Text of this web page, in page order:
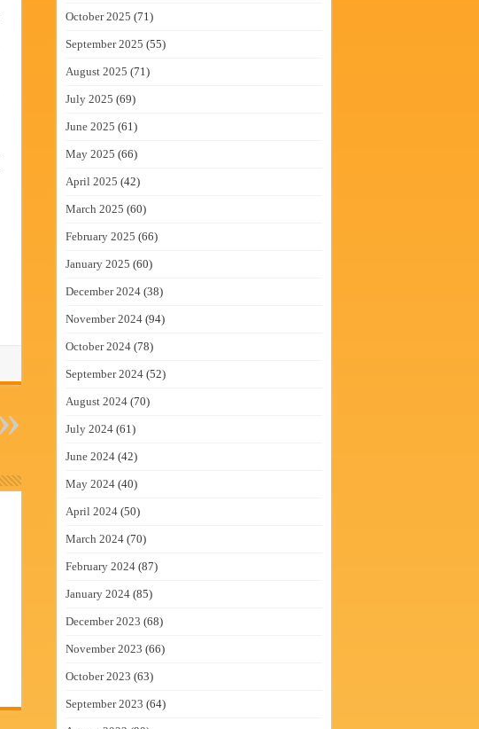
October 2025 (71)
September 2025 (55)
August 2025 (71)
July 2025 (69)
June 2025 (61)
May 2025 (66)
April 2025 (42)
March 2025 (60)
February 2025 (66)
January 2025 (60)
December 2024 (38)
November 2024 (94)
October 2024 (78)
September 2024 (52)
August 2024 (70)
July 2024 (61)
June 2024 (42)
May 2024 (40)
April 2024 (50)
March 2024 (70)
February 2024 (87)
January 2024 (85)
December 2023 (68)
November 2023 (66)
October 2023 (63)
September 2023 (64)